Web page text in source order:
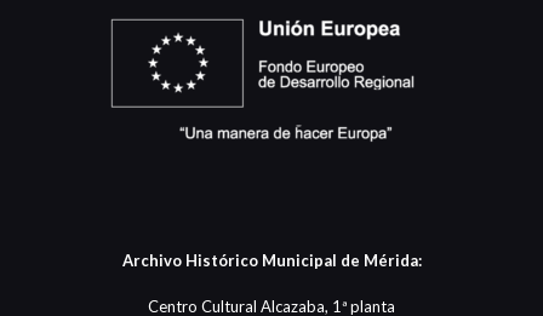
Archivo Histórico Municipal de Mérida:
Centro Cultural Alcazaba, 1ª planta